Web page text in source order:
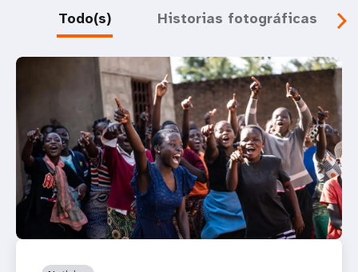
Todo(s) Historias fotográficas